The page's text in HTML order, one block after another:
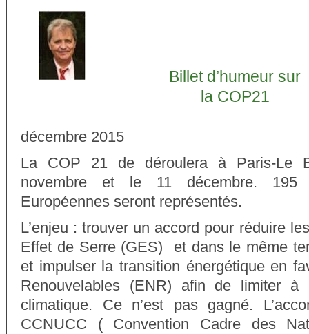
Billet d’humeur sur
la COP21
décembre 2015
La COP 21 de déroulera à Paris-Le
novembre et le 11 décembre. 195
Européennes seront représentés.
L’enjeu : trouver un accord pour réduire
Effet de Serre (GES) et dans le même
et impulser la transition énergétique en
Renouvelables (ENR) afin de limiter à
climatique. Ce n’est pas gagné.
CCNUCC ( Convention Cadre des